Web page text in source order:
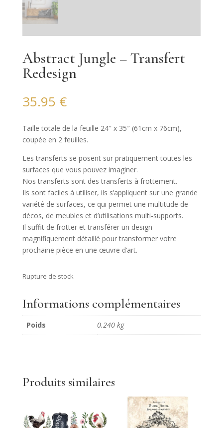
Abstract Jungle – Transfert
Redesign
35.95 €
Taille totale de la feuille 24″ x 35″ (61cm x 76cm),
coupée en 2 feuilles.
Les transferts se posent sur pratiquement toutes les
surfaces que vous pouvez imaginer.
Nos transferts sont des transferts à frottement.
Ils sont faciles à utiliser, ils s’appliquent sur une grande
variété de surfaces, ce qui permet une multitude de
décos, de meubles et d’utilisations multi-supports.
Il suffit de frotter et transférer un design
magnifiquement détaillé pour transformer votre
prochaine pièce en une œuvre d’art.
Rupture de stock
Informations complémentaires
Poids 0.240 kg
Produits similaires